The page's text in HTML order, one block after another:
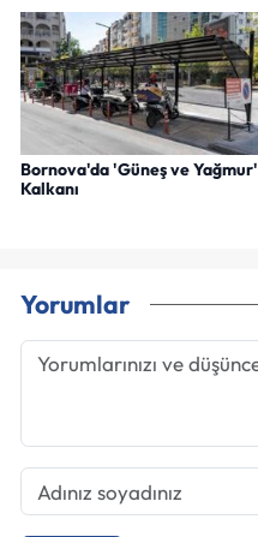
Bornova'da 'Güneş ve Yağmur'
Kalkanı
Yorumlar